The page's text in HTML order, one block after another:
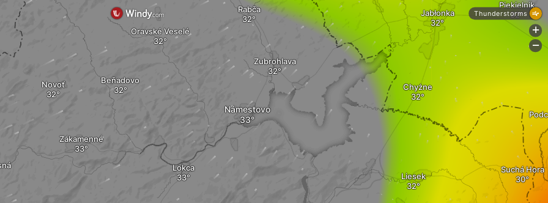
Lokca
Liesek
Novoť
Zákamenné
Rabča
Námestovo
Zubrohlava
Oravské Veselé
Beňadovo
Chyżne
Suchá Hora
Jabłonka
Piekielnik
Thunderstorms
+
-